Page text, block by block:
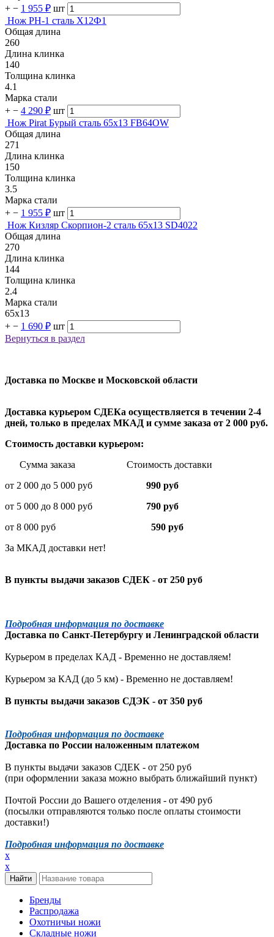
+ − 1 955 ₽ шт
Нож РН-1 сталь Х12Ф1
Общая длина
260
Длина клинка
140
Толщина клинка
4.1
Марка стали
+ − 4 290 ₽ шт
Нож Pirat Бурый сталь 65х13 FB64OW
Общая длина
271
Длина клинка
150
Толщина клинка
3.5
Марка стали
+ − 1 955 ₽ шт
Нож Кизляр Скорпион-2 сталь 65х13 SD4022
Общая длина
270
Длина клинка
144
Толщина клинка
2.4
Марка стали
65х13
+ − 1 690 ₽ шт
Вернуться в раздел
Доставка по Москве и Московской области
Доставка курьером СДЕКа осуществляется в течении 2-4
дней, только в пределах МКАД и сумме заказа от 2 000 руб.
Стоимость доставки курьером:
Сумма заказа Стоимость доставки
от 2 000 до 5 000 руб
990 руб
от 5 000 до 8 000 руб 790 руб
от 8 000 руб 590 руб
За МКАД доставки нет!
В пункты выдачи заказов СДЕК - от 250 руб
Подробная информация по доставке
Доставка по Санкт-Петербургу и Ленинградской области
Курьером в пределах КАД - Временно не доставляем!
Курьером за КАД (до 5 км) - Временно не доставляем!
В пункты выдачи заказов СДЭК - от 350 руб
Подробная информация по доставке
Доставка по России наложенным платежом
В пункты выдачи заказов СДЕК - от 250 руб
(при оформлении заказа можно выбрать ближайший пункт)
Почтой России до Вашего отделения - от 490 руб
(посылки отправляются только после оплаты стоимости
доставки!)
Подробная информация по доставке
x
x
Бренды
Распродажа
Охотничьи ножи
Складные ножи